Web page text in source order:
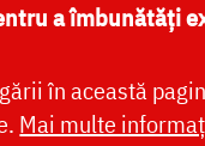
Site dezvoltat
a îmbunătăți
în această
Mai multe